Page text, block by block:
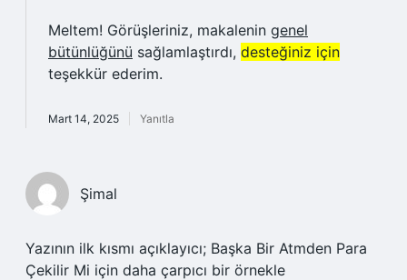
Meltem! Görüşleriniz, makalenin genel
bütünlüğünü sağlamlaştırdı, desteğiniz için
teşekkür ederim.
Mart 14, 2025 Yanıtla
Şimal
Yazının ilk kısmı açıklayıcı; Başka Bir Atmden Para
Çekilir Mi için daha çarpıcı bir örnekle